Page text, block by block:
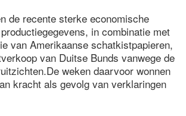
de recente sterke economische
in combinatie met
van Amerikaanse schatkistpapieren,
van Duitse Bunds vanwege de
weken daarvoor wonnen
kracht als gevolg van verklaringen